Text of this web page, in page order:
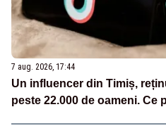
7 aug. 2026, 17:44
Un influencer din Timiș,
peste 22.000 de oameni. Ce